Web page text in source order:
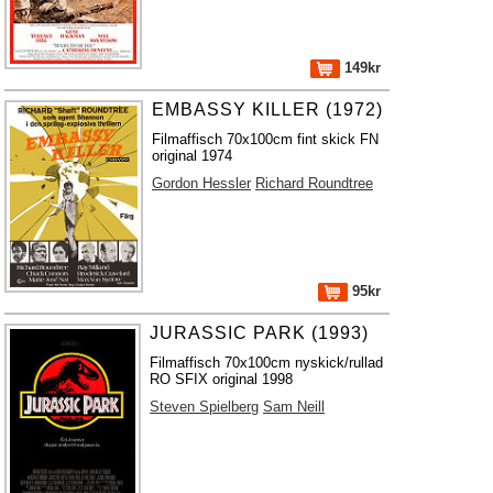
149kr
EMBASSY KILLER (1972)
Filmaffisch 70x100cm fint skick FN
original 1974
Gordon Hessler Richard Roundtree
95kr
JURASSIC PARK (1993)
Filmaffisch 70x100cm nyskick/rullad
RO SFIX original 1998
Steven Spielberg Sam Neill